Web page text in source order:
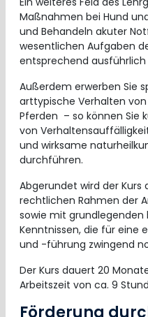
Maßnahmen bei Hund
und Behandeln akuter
wesentlichen Aufgaben
entsprechend ausführlich
Außerdem erwerben Sie
arttypische Verhalten
Pferden – so können Sie
von
und wirksame
durchführen.
Abgerundet wird der
rechtlichen Rahmen der
sowie mit
Kenntnissen, die für eine
und -führung zwingend
Der Kurs dauert 20
Arbeitszeit von ca. 9
Förderung